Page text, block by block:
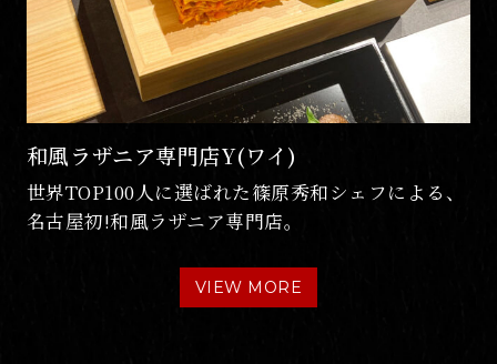
KINSHACHIYAKI
薄皮パリパリ中身がたっぷりの金しゃち焼と、濃
厚でミルキーなソフトクリーム。
VIEW MORE